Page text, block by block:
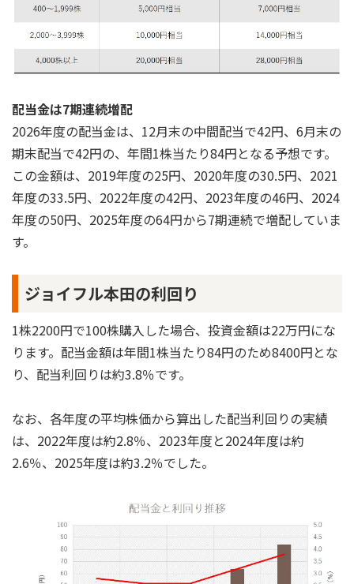
配当金は7期連続増配
2026年度の配当金は、12月末の中間配当で42円、6月末の
期末配当で42円の、年間1株当たり84円となる予想です。
この金額は、2019年度の25円、2020年度の30.5円、2021
年度の33.5円、2022年度の42円、2023年度の46円、2024
年度の50円、2025年度の64円から7期連続で増配していま
す。
ジョイフル本田の利回り
1株2200円で100株購入した場合、投資金額は22万円にな
ります。配当金額は年間1株当たり84円のため8400円とな
り、配当利回りは約3.8％です。
なお、各年度の平均株価から算出した配当利回りの実績
は、2022年度は約2.8％、2023年度と2024年度は約
2.6％、2025年度は約3.2％でした。